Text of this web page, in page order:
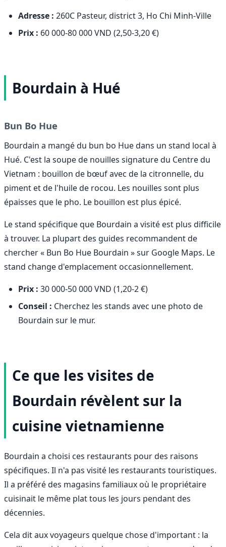
Adresse : 260C Pasteur, district 3, Ho Chi Minh-Ville
Prix : 60 000-80 000 VND (2,50-3,20 €)
Bourdain à Hué
Bun Bo Hue
Bourdain a mangé du bun bo Hue dans un stand local à
Hué. C'est la soupe de nouilles signature du Centre du
Vietnam : bouillon de bœuf avec de la citronnelle, du
piment et de l'huile de rocou. Les nouilles sont plus
épaisses que le pho. Le bouillon est plus épicé.
Le stand spécifique que Bourdain a visité est plus difficile
à trouver. La plupart des guides recommandent de
chercher « Bun Bo Hue Bourdain » sur Google Maps. Le
stand change d'emplacement occasionnellement.
Prix : 30 000-50 000 VND (1,20-2 €)
Conseil : Cherchez les stands avec une photo de
Bourdain sur le mur.
Ce que les visites de
Bourdain révèlent sur la
cuisine vietnamienne
Bourdain a choisi ces restaurants pour des raisons
spécifiques. Il n'a pas visité les restaurants touristiques.
Il a préféré des magasins familiaux où le propriétaire
cuisinait le même plat tous les jours pendant des
décennies.
Cela dit aux voyageurs quelque chose d'important : la